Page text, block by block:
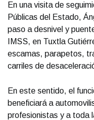
En una visita de
Públicas del Estado,
paso a desnivel y
IMSS, en Tuxtla
escamas, parapetos,
carriles de
En este sentido, el
beneficiará a
profesionistas y a toda